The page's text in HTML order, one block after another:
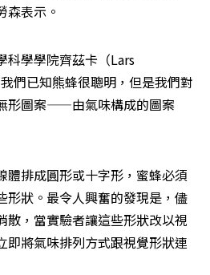
森表示。
科學學院齊茲卡（Lars
們已知熊蜂很聰明，但是我們對
形圖案——由氣味構成的圖案
體排成圓形或十字形，蜜蜂必須
形狀。最令人興奮的發現是，儘
散，當實驗者讓這些形狀改以視
即將氣味排列方式跟視覺形狀連